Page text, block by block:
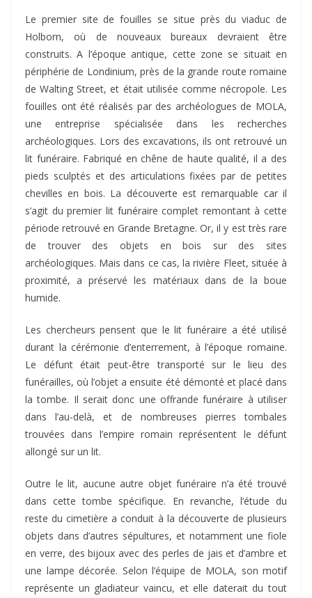
Le premier site de fouilles se situe près du viaduc de
Holborn, où de nouveaux bureaux devraient être
construits. A l’époque antique, cette zone se situait en
périphérie de Londinium, près de la grande route romaine
de Walting Street, et était utilisée comme nécropole. Les
fouilles ont été réalisés par des archéologues de MOLA,
une entreprise spécialisée dans les recherches
archéologiques. Lors des excavations, ils ont retrouvé un
lit funéraire. Fabriqué en chêne de haute qualité, il a des
pieds sculptés et des articulations fixées par de petites
chevilles en bois. La découverte est remarquable car il
s’agit du premier lit funéraire complet remontant à cette
période retrouvé en Grande Bretagne. Or, il y est très rare
de trouver des objets en bois sur des sites
archéologiques. Mais dans ce cas, la rivière Fleet, située à
proximité, a préservé les matériaux dans de la boue
humide.
Les chercheurs pensent que le lit funéraire a été utilisé
durant la cérémonie d’enterrement, à l’époque romaine.
Le défunt était peut-être transporté sur le lieu des
funérailles, où l’objet a ensuite été démonté et placé dans
la tombe. Il serait donc une offrande funéraire à utiliser
dans l’au-delà, et de nombreuses pierres tombales
trouvées dans l’empire romain représentent le défunt
allongé sur un lit.
Outre le lit, aucune autre objet funéraire n’a été trouvé
dans cette tombe spécifique. En revanche, l’étude du
reste du cimetière a conduit à la découverte de plusieurs
objets dans d’autres sépultures, et notamment une fiole
en verre, des bijoux avec des perles de jais et d’ambre et
une lampe décorée. Selon l’équipe de MOLA, son motif
représente un gladiateur vaincu, et elle daterait du tout